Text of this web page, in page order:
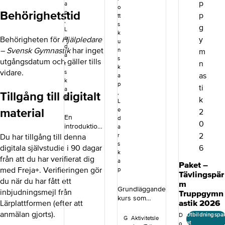
Behörighetstid
Behörigheten för Hjälpledare
– Svensk Gymnastikhar inget
utgångsdatum och gäller tills
vidare.
Tillgång till digitalt
material
Du har tillgång till denna
digitala självstudie i 90 dagar
från att du har verifierat dig
med Freja+. Verifieringen gör
du när du har fått ett
inbjudningsmejl från
Lärplattformen (efter att
anmälan gjorts).
a
p
,
L
e
d
a
r
s
k
a
p
En
introduktion
skurs som
ger dig en
första inblick
i Svensk
Gymnastik.
Kursen ger
dig
oavsett om
o
tt
s
k
u
n
s
k
a
p
,
L
e
d
a
r
s
k
a
p
Grundläggande
kurs som
koncept med
G Aktivitetsle
Paket –
Tävlingspär
m
Truppgymn
astik 2026
D
et